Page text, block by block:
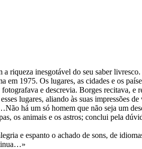
a riqueza inesgotável do seu saber livresco.
1975. Os lugares, as cidades e os
e descrevia. Borges recitava, e
lugares, aliando às suas
há um só homem que não seja um
os animais e os astros; conclui pela
e espanto o achado de sons, de